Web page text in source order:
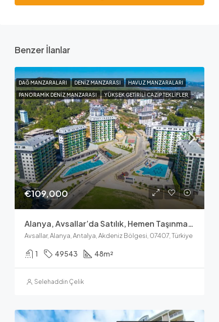
Benzer İlanlar
DAĞ MANZARALARI DENIZ MANZARASI HAVUZ MANZARALARI
PANORAMIK DENIZ MANZARASI YÜKSEK GETIRILI CAZIP TEKLIFLER
€109,000
Alanya, Avsallar’da Satılık, Hemen Taşınmaya Hazır Lüks Daireler
Avsallar, Alanya, Antalya, Akdeniz Bölgesi, 07407, Türkiye
1 49543 48m²
Selehaddin Çelik